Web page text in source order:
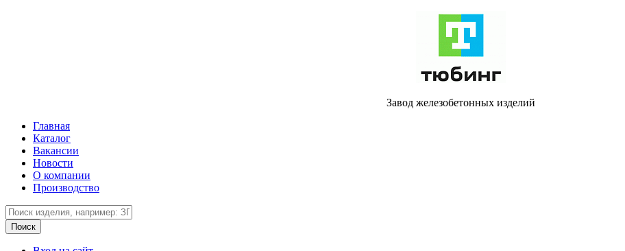
Завод железобетонных изделий
Главная
Каталог
Вакансии
Новости
О компании
Производство